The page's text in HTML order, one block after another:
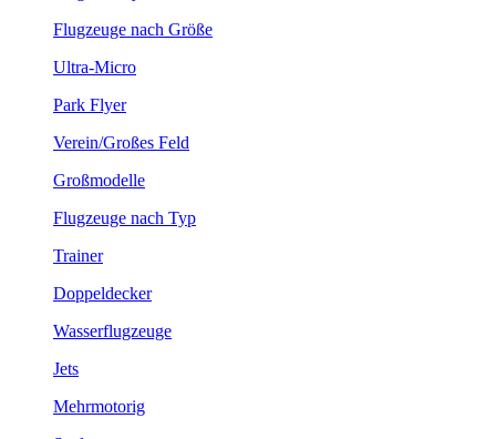
Flugzeuge nach Größe
Ultra-Micro
Park Flyer
Verein/Großes Feld
Großmodelle
Flugzeuge nach Typ
Trainer
Doppeldecker
Wasserflugzeuge
Jets
Mehrmotorig